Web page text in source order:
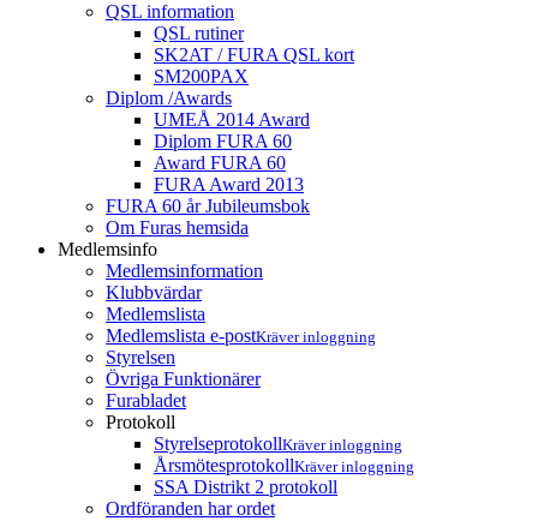
QSL information
QSL rutiner
SK2AT / FURA QSL kort
SM200PAX
Diplom /Awards
UMEÅ 2014 Award
Diplom FURA 60
Award FURA 60
FURA Award 2013
FURA 60 år Jubileumsbok
Om Furas hemsida
Medlemsinfo
Medlemsinformation
Klubbvärdar
Medlemslista
Medlemslista e-postKräver inloggning
Styrelsen
Övriga Funktionärer
Furabladet
Protokoll
StyrelseprotokollKräver inloggning
ÅrsmötesprotokollKräver inloggning
SSA Distrikt 2 protokoll
Ordföranden har ordet